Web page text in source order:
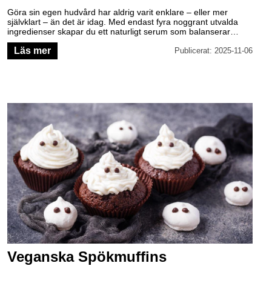
Göra sin egen hudvård har aldrig varit enklare – eller mer
självklart – än det är idag. Med endast fyra noggrant utvalda
ingredienser skapar du ett naturligt serum som balanserar
huden, stödjer hudens förnyelse, skyddar mot fria radikaler och
ger en rogivande upplevelse med doft av lavendel. En ren,
enkel och ärlig rutin – där du vet exakt vad du använder på din
Läs mer Publicerat: 2025-11-06
Veganska Spökmuffins